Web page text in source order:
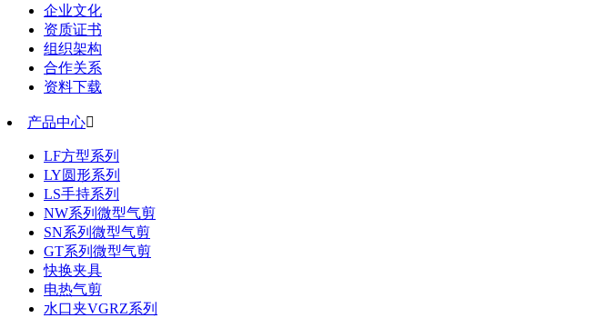
企业文化
资质证书
组织架构
合作关系
资料下载
产品中心
LF方型系列
LY圆形系列
LS手持系列
NW系列微型气剪
SN系列微型气剪
GT系列微型气剪
快换夹具
电热气剪
水口夹VGRZ系列